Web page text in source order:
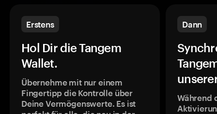
Erstens
Hol Dir die Tangem
Wallet.
Übernehme mit nur einem
Fingertipp die Kontrolle über
Deine Vermögenswerte. Es ist
Dann
Während